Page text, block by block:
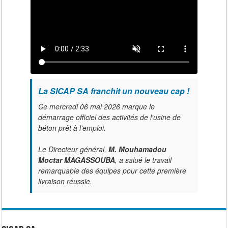
La SICAP SA franchit un nouveau cap !
Ce mercredi 06 mai 2026 marque le
démarrage officiel des activités de l'usine de
béton prêt à l’emploi.
Le Directeur général, M. Mouhamadou
Moctar MAGASSOUBA, a salué le travail
remarquable des équipes pour cette première
livraison réussie.